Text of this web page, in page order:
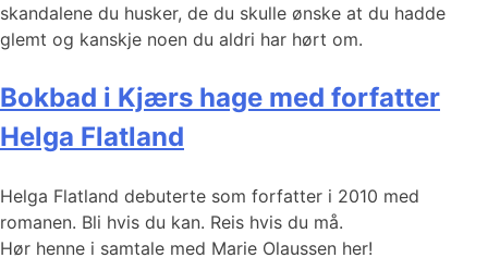
skandalene du husker, de du skulle ønske at du hadde
glemt og kanskje noen du aldri har hørt om.
Bokbad i Kjærs hage med forfatter
Helga Flatland
Helga Flatland debuterte som forfatter i 2010 med
romanen. Bli hvis du kan. Reis hvis du må.
Hør henne i samtale med Marie Olaussen her!